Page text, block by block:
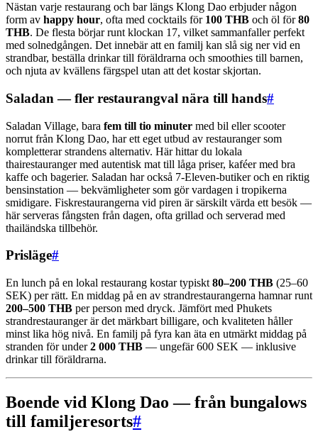
Nästan varje restaurang och bar längs Klong Dao erbjuder någon
form av happy hour, ofta med cocktails för 100 THB och öl för80
THB. De flesta börjar runt klockan 17, vilket sammanfaller perfekt
med solnedgången. Det innebär att en familj kan slå sig ner vid en
strandbar, beställa drinkar till föräldrarna och smoothies till barnen,
och njuta av kvällens färgspel utan att det kostar skjortan.
Saladan — fler restaurangval nära till hands#
Saladan Village, bara fem till tio minuter med bil eller scooter
norrut från Klong Dao, har ett eget utbud av restauranger som
kompletterar strandens alternativ. Här hittar du lokala
thairestauranger med autentisk mat till låga priser, kaféer med bra
kaffe och bagerier. Saladan har också 7-Eleven-butiker och en riktig
bensinstation — bekvämligheter som gör vardagen i tropikerna
smidigare. Fiskrestaurangerna vid piren är särskilt värda ett besök —
här serveras fångsten från dagen, ofta grillad och serverad med
thailändska tillbehör.
Prisläge#
En lunch på en lokal restaurang kostar typiskt 80–200 THB (25–60
SEK) per rätt. En middag på en av strandrestaurangerna hamnar runt
200–500 THB per person med dryck. Jämfört med Phukets
strandrestauranger är det märkbart billigare, och kvaliteten håller
minst lika hög nivå. En familj på fyra kan äta en utmärkt middag på
stranden för under2 000 THB — ungefär 600 SEK — inklusive
drinkar till föräldrarna.
Boende vid Klong Dao — från bungalows
till familjeresorts#